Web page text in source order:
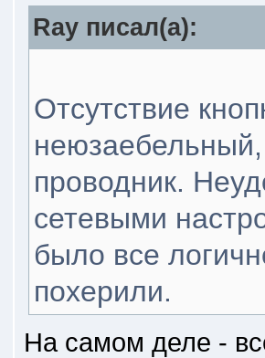
Ray писал(a):
Отсутствие
проводник.
сетевыми
было все
похерили.
На самом деле -